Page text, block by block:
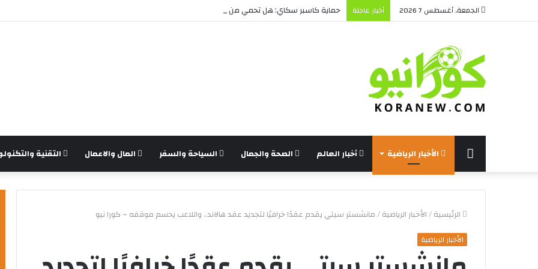
الجمعة, أغسطس 7 2026 أخبار عاجلة حماية كاسبر سكاي: هل تحمي من برامج الفدية والاختراقات الحديثة؟
الرئيسة الأخبار الرياضية أخبار العالم الصحة والجمال السياحة والسفر المال والاعمال التقنية
الرئيسية/الأخبار الرياضية/مانشستر سيتي يقدم عقدًا خرافيًا لتجديد عقد هالاند.. واللاعب يحسم موقفه – كورا نيو
الأخبار الرياضية